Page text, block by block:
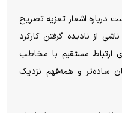
درباره اشعار تعزیه تصریح
از نادیده گرفتن کارکرد
ارتباط مستقیم با مخاطب
ساده‌تر و همه‌فهم نزدیک